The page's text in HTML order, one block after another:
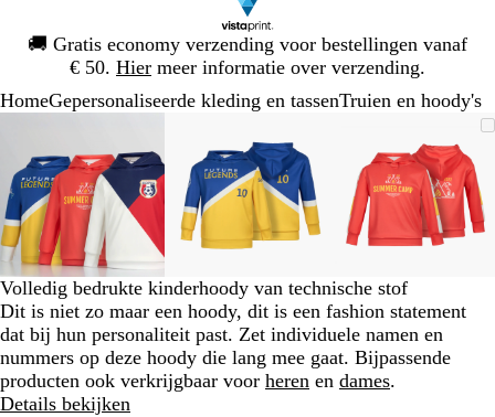
🚚 Gratis economy verzending voor bestellingen vanaf
€ 50. Hier meer informatie over verzending.
1
HomeGepersonaliseerde kleding en tassenTruien en hoody's
afbeelding
minimum
uit
te
vouwen
en
mintoetsen
om
te
zoomen
en
pijltjestoetsen
om
te
zwenken
afbeelding
tot
minimum
om
uit
te
vouwen
plus-
en
mintoetsen
om
te
en
pijltjestoetsen
om
te
zwenken
Zoombare
afbeelding
Gezoomd
tot
minimum
om
uit
te
vouwen
plus-
en
om
te
om
te
van
3
Volledig bedrukte kinderhoody van technische stof
Dit is niet zo maar een hoody, dit is een fashion statement
dat bij hun personaliteit past. Zet individuele namen en
nummers op deze hoody die lang mee gaat. Bijpassende
producten ook verkrijgbaar voor heren en dames.
Details bekijken